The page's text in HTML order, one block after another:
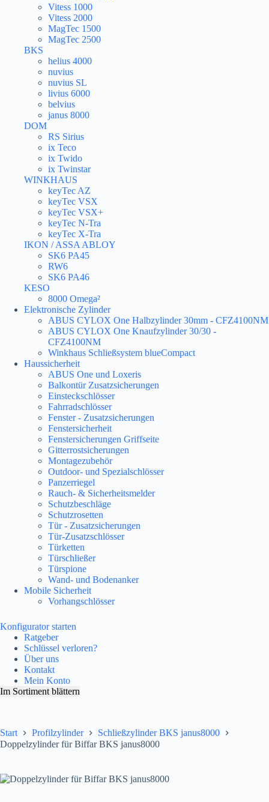
Vitess 1000
Vitess 2000
MagTec 1500
MagTec 2500
BKS
helius 4000
nuvius
nuvius SL
livius 6000
belvius
janus 8000
DOM
RS Sirius
ix Teco
ix Twido
ix Twinstar
WINKHAUS
keyTec AZ
keyTec VSX
keyTec VSX+
keyTec N-Tra
keyTec X-Tra
IKON / ASSA ABLOY
SK6 PA45
RW6
SK6 PA46
KESO
8000 Omega²
Elektronische Zylinder
ABUS CYLOX One Halbzylinder 30mm - CFZ4100NM
ABUS CYLOX One Knaufzylinder 30/30 -
CFZ4100NM
Winkhaus Schließsystem blueCompact
Haussicherheit
ABUS One und Loxeris
Balkontür Zusatzsicherungen
Einsteckschlösser
Fahrradschlösser
Fenster - Zusatzsicherungen
Fenstersicherheit
Fenstersicherungen Griffseite
Gitterrostsicherungen
Montagezubehör
Outdoor- und Spezialschlösser
Panzerriegel
Rauch- & Sicherheitsmelder
Schutzbeschläge
Schutzrosetten
Tür - Zusatzsicherungen
Tür-Zusatzschlösser
Türketten
Türschließer
Türspione
Wand- und Bodenanker
Mobile Sicherheit
Vorhangschlösser
Konfigurator starten
Ratgeber
Schlüssel verloren?
Über uns
Kontakt
Mein Konto
Im Sortiment blättern
Start Profilzylinder
Schließzylinder BKS janus8000
Doppelzylinder für Biffar BKS janus8000